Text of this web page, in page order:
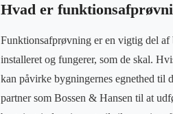
Hvad er
Funktionsafprøvning er en vigtig del af
installeret og fungerer, som de skal.
kan påvirke bygningernes egnethed til
partner som Bossen & Hansen til at